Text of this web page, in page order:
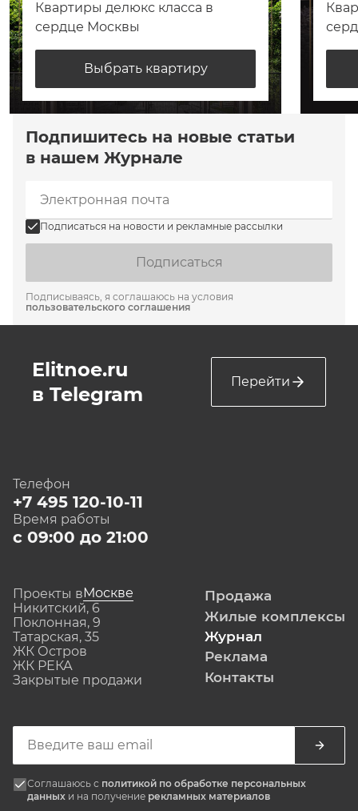
Квартиры делюкс класса в
сердце Москвы
Выбрать квартиру
Подпишитесь на новые статьи
в нашем Журнале
Подписаться на новости и рекламные рассылки
Подписаться
Подписываясь, я соглашаюсь на условия
пользовательского соглашения
Elitnoe.ru
в Telegram
Перейти
Телефон
+7 495 120-10-11
Время работы
с 09:00 до 21:00
Проекты вМоскве
Никитский, 6
Поклонная, 9
Татарская, 35
ЖК Остров
ЖК РЕКА
Закрытые продажи
Продажа
Жилые комплексы
Журнал
Реклама
Контакты
Соглашаюсь с политикой по обработке персональных
данных и на получение рекламных материалов